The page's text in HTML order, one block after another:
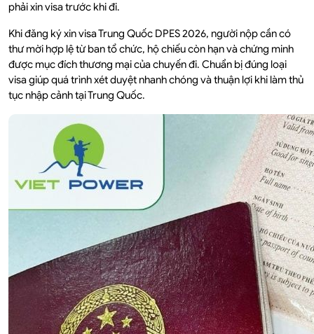
phải xin visa trước khi đi.
Khi đăng ký xin visa Trung Quốc DPES 2026, người nộp cần có
thư mời hợp lệ từ ban tổ chức, hộ chiếu còn hạn và chứng minh
được mục đích thương mại của chuyến đi. Chuẩn bị đúng loại
visa giúp quá trình xét duyệt nhanh chóng và thuận lợi khi làm thủ
tục nhập cảnh tại Trung Quốc.